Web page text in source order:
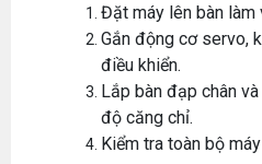
Đặt máy lên bàn làm
Gắn động cơ servo,
điều khiển.
Lắp bàn đạp chân
độ căng chỉ.
Kiểm tra toàn bộ